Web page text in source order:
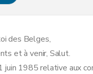
des Belges,
et à venir, Salut.
juin 1985 relative aux